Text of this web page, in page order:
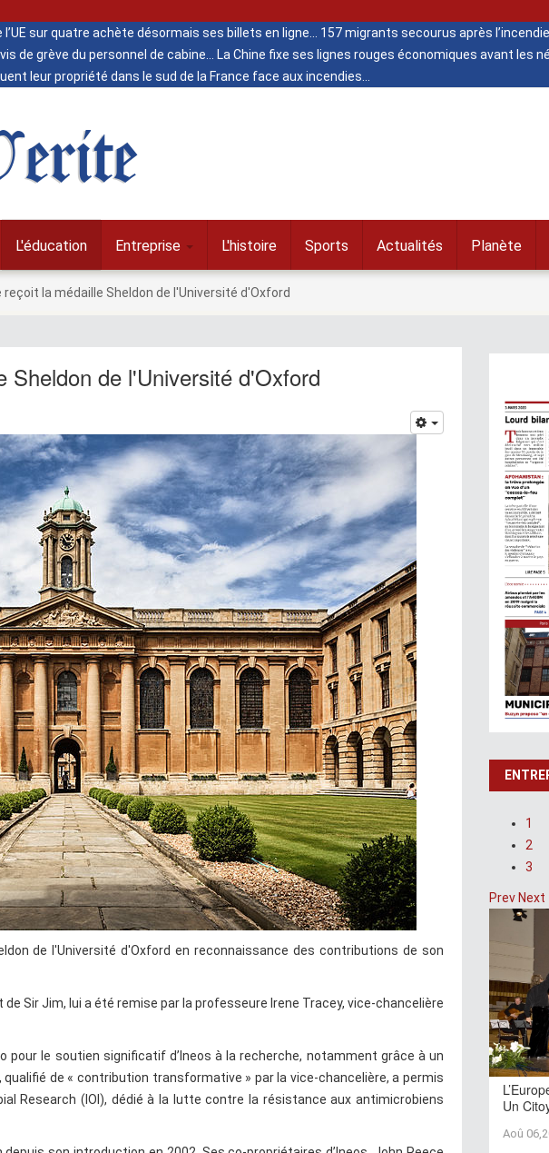
l’UE sur quatre achète désormais ses billets en ligne
157 migrants secourus après
de grève du personnel de cabine
La Chine fixe ses lignes rouges économiques avant les
leur propriété dans le sud de la France face aux incendies
L'éducation Entreprise L'histoire Sports Actualités Planète
la médaille Sheldon de l'Université d'Oxford
Sheldon de l'Université d'Oxford
de l'Université d'Oxford en reconnaissance des contributions de son
Sir Jim, lui a été remise par la professeure Irene Tracey, vice-chancelière
pour le soutien significatif d’Ineos à la recherche, notamment grâce à un
qualifié de « contribution transformative » par la vice-chancelière, a permis
Research (IOI), dédié à la lutte contre la résistance aux antimicrobiens
1
2
3
Prev Next
Un
Aoû